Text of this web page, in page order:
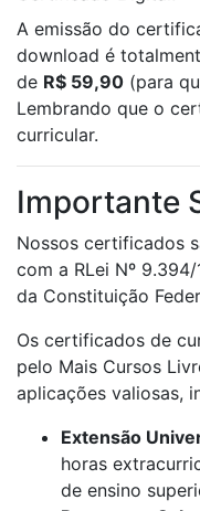
A emissão do
download é
de R$ 59,90 (para
Lembrando que o
curricular.
Importante
Nossos certificados
com a RLei Nº
da Constituição
Os certificados de
pelo Mais Cursos
aplicações valiosas,
Extensão
horas
de ensino